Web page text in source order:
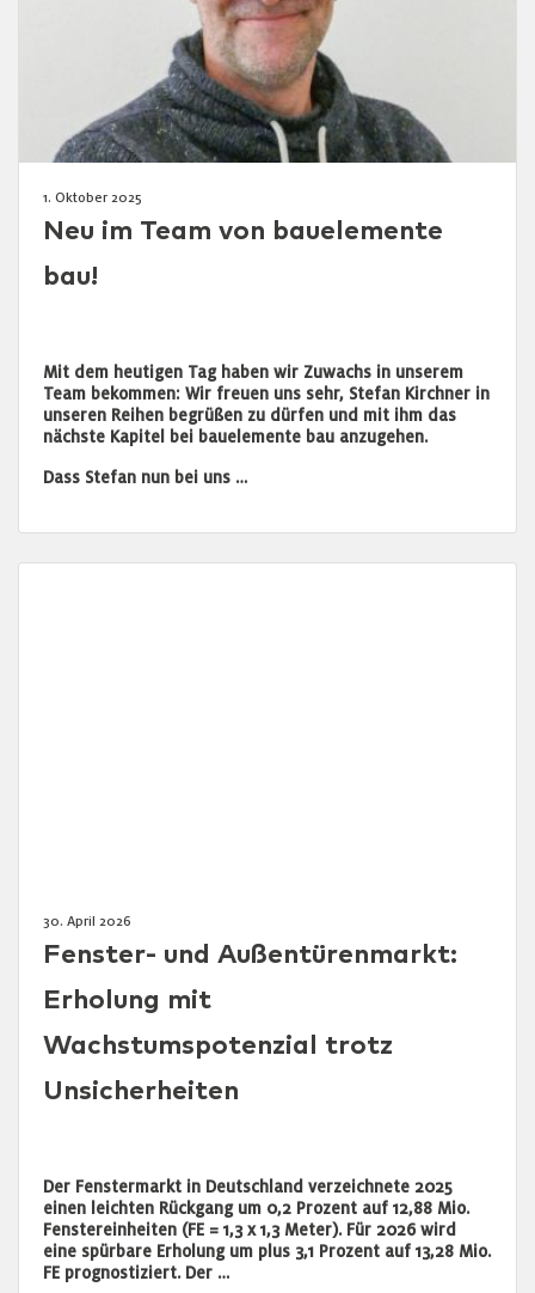
1. Oktober 2025
Neu im Team von bauelemente
bau!
Mit dem heutigen Tag haben wir Zuwachs in unserem
Team bekommen: Wir freuen uns sehr, Stefan Kirchner in
unseren Reihen begrüßen zu dürfen und mit ihm das
nächste Kapitel bei bauelemente bau anzugehen.
Dass Stefan nun bei uns …
30. April 2026
Fenster- und Außentürenmarkt:
Erholung mit
Wachstumspotenzial trotz
Unsicherheiten
Der Fenstermarkt in Deutschland verzeichnete 2025
einen leichten Rückgang um 0,2 Prozent auf 12,88 Mio.
Fenstereinheiten (FE = 1,3 x 1,3 Meter). Für 2026 wird
eine spürbare Erholung um plus 3,1 Prozent auf 13,28 Mio.
FE prognostiziert. Der …